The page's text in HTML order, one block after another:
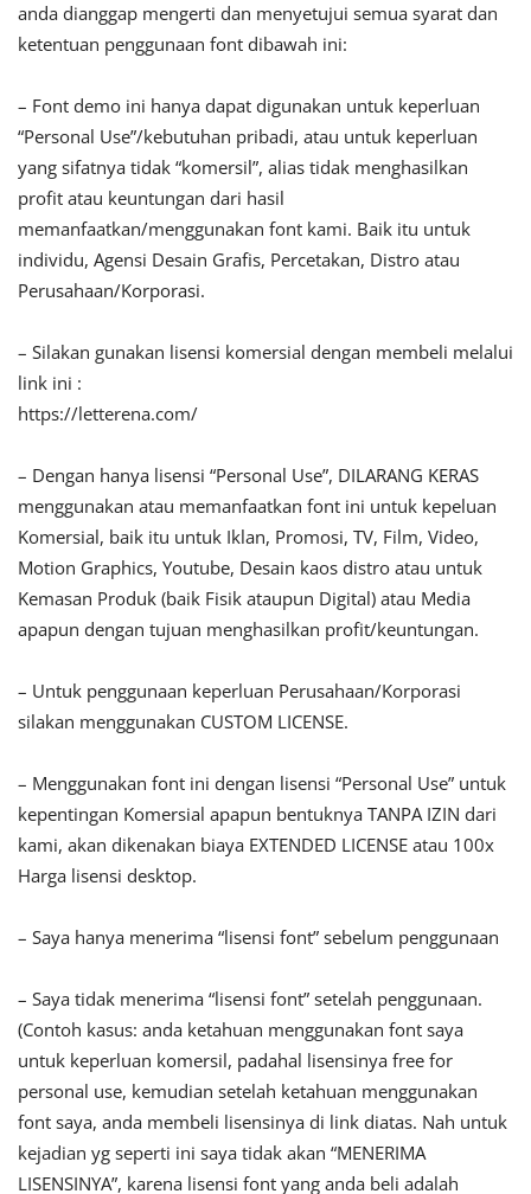
anda dianggap mengerti dan menyetujui semua syarat dan
ketentuan penggunaan font dibawah ini:
– Font demo ini hanya dapat digunakan untuk keperluan
“Personal Use”/kebutuhan pribadi, atau untuk keperluan
yang sifatnya tidak “komersil”, alias tidak menghasilkan
profit atau keuntungan dari hasil
memanfaatkan/menggunakan font kami. Baik itu untuk
individu, Agensi Desain Grafis, Percetakan, Distro atau
Perusahaan/Korporasi.
– Silakan gunakan lisensi komersial dengan membeli melalui
link ini :
https://letterena.com/
– Dengan hanya lisensi “Personal Use”, DILARANG KERAS
menggunakan atau memanfaatkan font ini untuk kepeluan
Komersial, baik itu untuk Iklan, Promosi, TV, Film, Video,
Motion Graphics, Youtube, Desain kaos distro atau untuk
Kemasan Produk (baik Fisik ataupun Digital) atau Media
apapun dengan tujuan menghasilkan profit/keuntungan.
– Untuk penggunaan keperluan Perusahaan/Korporasi
silakan menggunakan CUSTOM LICENSE.
– Menggunakan font ini dengan lisensi “Personal Use” untuk
kepentingan Komersial apapun bentuknya TANPA IZIN dari
kami, akan dikenakan biaya EXTENDED LICENSE atau 100x
Harga lisensi desktop.
– Saya hanya menerima “lisensi font” sebelum penggunaan
– Saya tidak menerima “lisensi font” setelah penggunaan.
(Contoh kasus: anda ketahuan menggunakan font saya
untuk keperluan komersil, padahal lisensinya free for
personal use, kemudian setelah ketahuan menggunakan
font saya, anda membeli lisensinya di link diatas. Nah untuk
kejadian yg seperti ini saya tidak akan “MENERIMA
LISENSINYA”, karena lisensi font yang anda beli adalah